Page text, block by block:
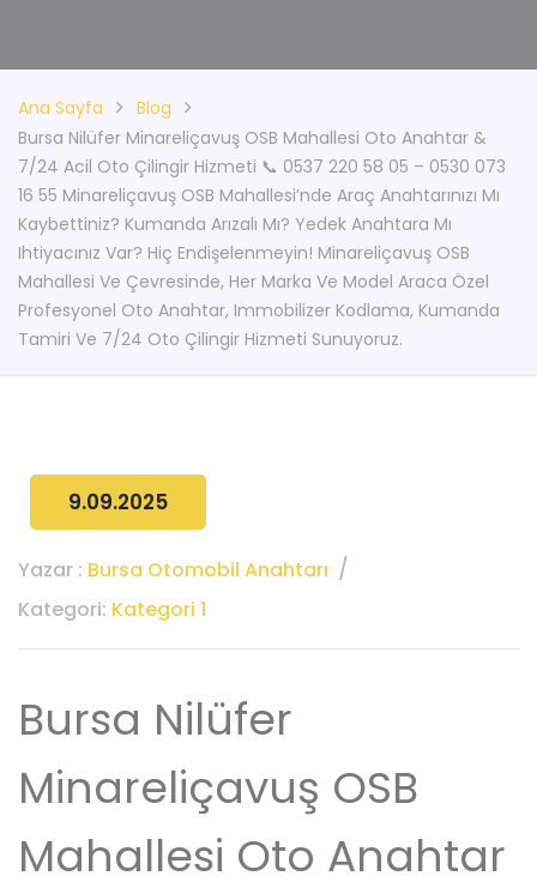
Ana Sayfa
Blog
Bursa Nilüfer Minareliçavuş OSB Mahallesi Oto Anahtar &
7/24 Acil Oto Çilingir Hizmeti 📞 0537 220 58 05 – 0530 073
16 55 Minareliçavuş OSB Mahallesi’nde Araç Anahtarınızı Mı
Kaybettiniz? Kumanda Arızalı Mı? Yedek Anahtara Mı
Ihtiyacınız Var? Hiç Endişelenmeyin! Minareliçavuş OSB
Mahallesi Ve Çevresinde, Her Marka Ve Model Araca Özel
Profesyonel Oto Anahtar, Immobilizer Kodlama, Kumanda
Tamiri Ve 7/24 Oto Çilingir Hizmeti Sunuyoruz.
9.09.2025
Yazar : Bursa Otomobil Anahtarı
Kategori: Kategori 1
Bursa Nilüfer
Minareliçavuş OSB
Mahallesi Oto Anahtar